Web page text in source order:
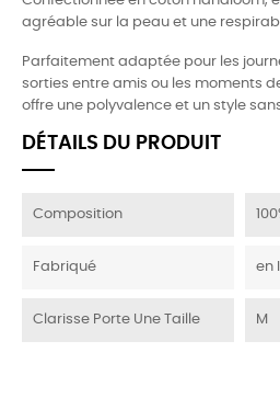
agréable sur la peau et une
Parfaitement adaptée pour les
sorties entre amis ou les moments
offre une polyvalence et un style
DÉTAILS DU PRODUIT
Composition
Fabriqué en
Clarisse Porte Une Taille M